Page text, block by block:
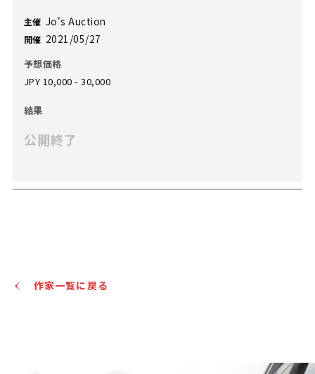
主催 Jo's Auction
開催 2021/05/27
予想価格
JPY 10,000 - 30,000
結果
公開終了
作家一覧に戻る